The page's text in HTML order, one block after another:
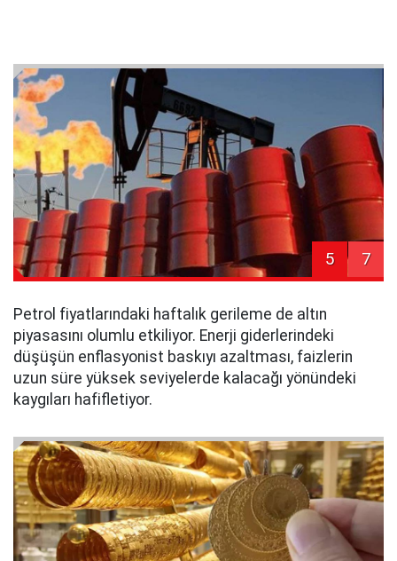
5 7
Petrol fiyatlarındaki haftalık gerileme de altın
piyasasını olumlu etkiliyor. Enerji giderlerindeki
düşüşün enflasyonist baskıyı azaltması, faizlerin
uzun süre yüksek seviyelerde kalacağı yönündeki
kaygıları hafifletiyor.